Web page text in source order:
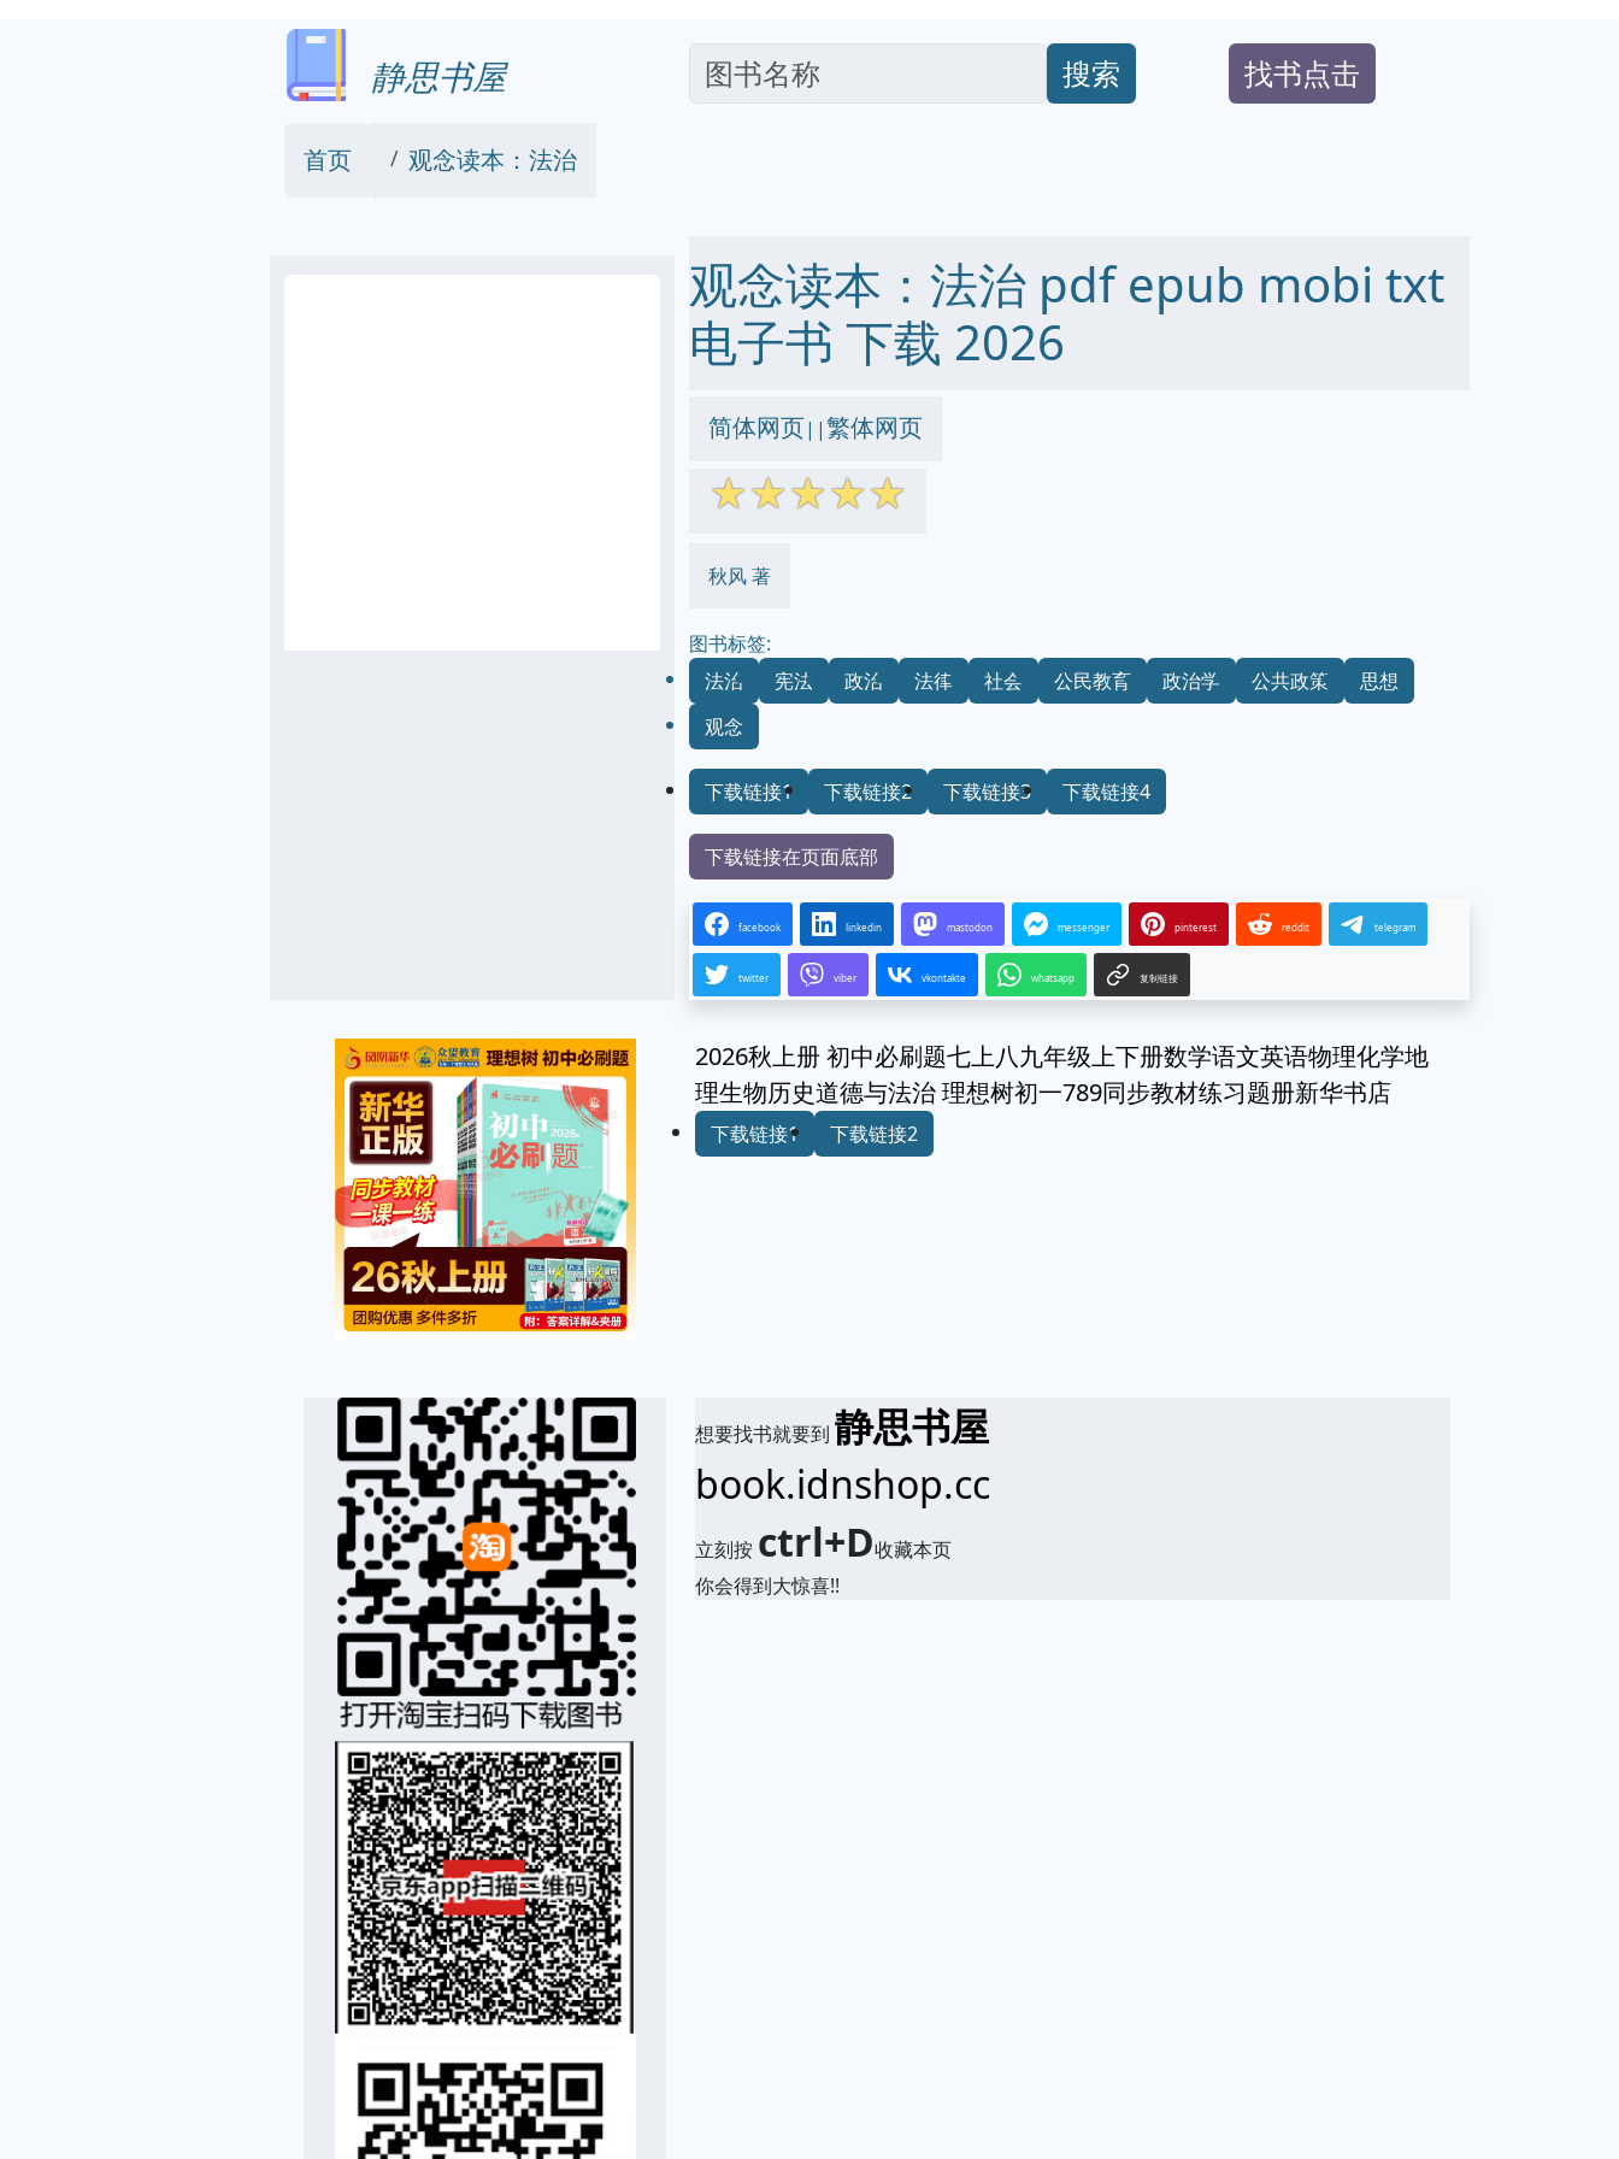
静思书屋 搜索 找书点击
首页 观念读本：法治
观念读本：法治 pdf epub mobi txt
电子书 下载 2026
简体网页||繁体网页
☆☆☆☆☆
秋风 著
图书标签:
法治
宪法 政治 法律 社会 公民教育 政治学 公共政策
思想
观念
下载链接1 下载链接2 下载链接3 下载链接4
下载链接在页面底部
facebook linkedin mastodon messenger pinterest reddit telegram
twitter viber vkontakte whatsapp 复制链接
2026秋上册 初中必刷题七上八九年级上下册数学语文英语物理化学地
理生物历史道德与法治 理想树初一789同步教材练习题册新华书店
下载链接1 下载链接2
想要找书就要到静思书屋
book.idnshop.cc
立刻按 ctrl+D收藏本页
你会得到大惊喜!!